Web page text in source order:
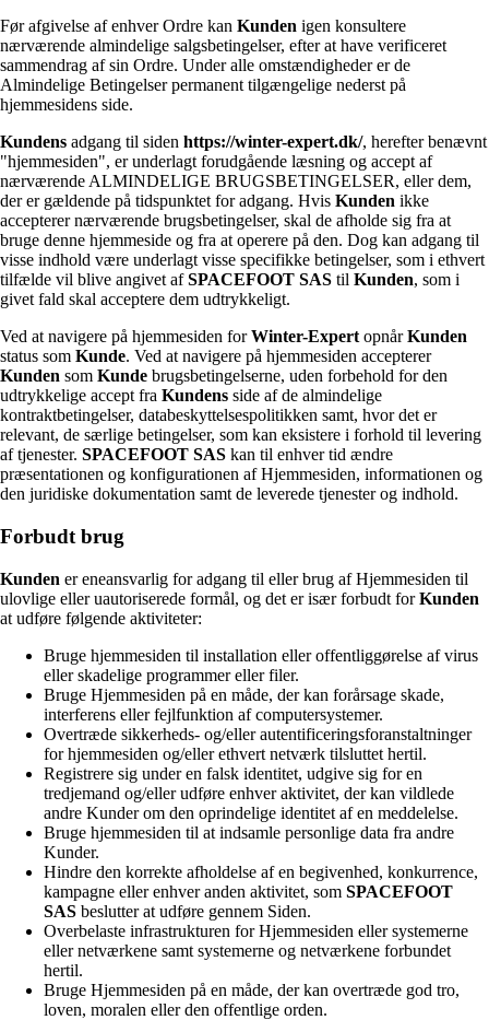
Før afgivelse af enhver Ordre kan Kunden igen konsultere
nærværende almindelige salgsbetingelser, efter at have verificeret
sammendrag af sin Ordre. Under alle omstændigheder er de
Almindelige Betingelser permanent tilgængelige nederst på
hjemmesidens side.
Kundens adgang til siden https://winter-expert.dk/, herefter benævnt
"hjemmesiden", er underlagt forudgående læsning og accept af
nærværende ALMINDELIGE BRUGSBETINGELSER, eller dem,
der er gældende på tidspunktet for adgang. Hvis Kunden ikke
accepterer nærværende brugsbetingelser, skal de afholde sig fra at
bruge denne hjemmeside og fra at operere på den. Dog kan adgang til
visse indhold være underlagt visse specifikke betingelser, som i ethvert
tilfælde vil blive angivet afSPACEFOOT SAS til Kunden, som i
givet fald skal acceptere dem udtrykkeligt.
Ved at navigere på hjemmesiden forWinter-Expert opnårKunden
status som Kunde. Ved at navigere på hjemmesiden accepterer
Kunden som Kunde brugsbetingelserne, uden forbehold for den
udtrykkelige accept fra Kundens side af de almindelige
kontraktbetingelser, databeskyttelsespolitikken samt, hvor det er
relevant, de særlige betingelser, som kan eksistere i forhold til levering
af tjenester. SPACEFOOT SAS kan til enhver tid ændre
præsentationen og konfigurationen af Hjemmesiden, informationen og
den juridiske dokumentation samt de leverede tjenester og indhold.
Forbudt brug
Kunden er eneansvarlig for adgang til eller brug af Hjemmesiden til
ulovlige eller uautoriserede formål, og det er især forbudt forKunden
at udføre følgende aktiviteter:
Bruge hjemmesiden til installation eller offentliggørelse af virus
eller skadelige programmer eller filer.
Bruge Hjemmesiden på en måde, der kan forårsage skade,
interferens eller fejlfunktion af computersystemer.
Overtræde sikkerheds- og/eller autentificeringsforanstaltninger
for hjemmesiden og/eller ethvert netværk tilsluttet hertil.
Registrere sig under en falsk identitet, udgive sig for en
tredjemand og/eller udføre enhver aktivitet, der kan vildlede
andre Kunder om den oprindelige identitet af en meddelelse.
Bruge hjemmesiden til at indsamle personlige data fra andre
Kunder.
Hindre den korrekte afholdelse af en begivenhed, konkurrence,
kampagne eller enhver anden aktivitet, som SPACEFOOT
SAS beslutter at udføre gennem Siden.
Overbelaste infrastrukturen for Hjemmesiden eller systemerne
eller netværkene samt systemerne og netværkene forbundet
hertil.
Bruge Hjemmesiden på en måde, der kan overtræde god tro,
loven, moralen eller den offentlige orden.